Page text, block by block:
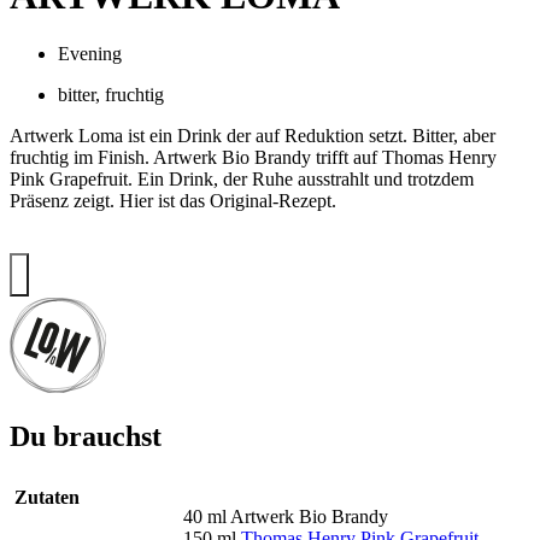
Evening
bitter, fruchtig
Artwerk Loma ist ein Drink der auf Reduktion setzt. Bitter, aber
fruchtig im Finish. Artwerk Bio Brandy trifft auf Thomas Henry
Pink Grapefruit. Ein Drink, der Ruhe ausstrahlt und trotzdem
Präsenz zeigt. Hier ist das Original-Rezept.
Du brauchst
Zutaten
40 ml Artwerk Bio Brandy